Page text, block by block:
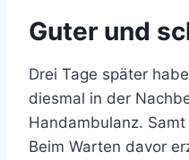
Guter und
Drei Tage später
diesmal in der
Handambulanz.
Beim Warten davor